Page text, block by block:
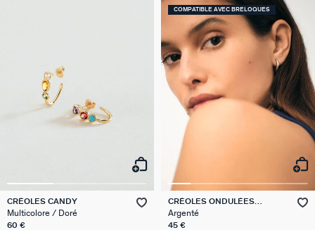
CRÉOLES CANDY
Multicolore / Doré
60 €
COMPATIBLE AVEC BRELOQUES
CRÉOLES ONDULÉES
TALISMAN
Argenté
45 €